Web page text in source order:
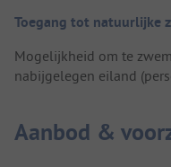
Toegang tot natuurlijke
Mogelijkheid om te
nabijgelegen eiland
Aanbod &